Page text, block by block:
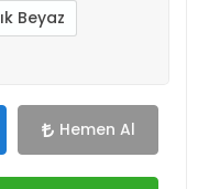
Beyaz
Hemen Al